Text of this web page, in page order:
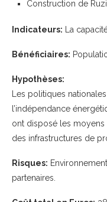
Construction de
Indicateurs: La
Bénéficiaires:
Hypothèses:
Les politiques
l’indépendance
ont disposé les
des infrastructures de
Risques:
partenaires.